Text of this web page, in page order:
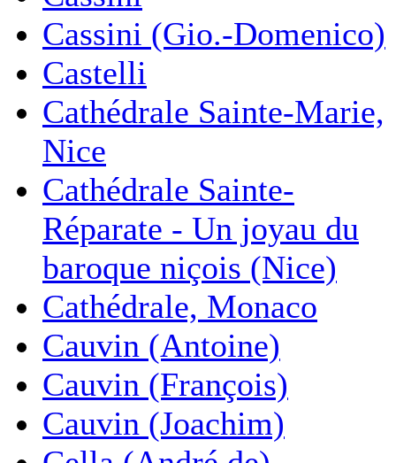
Cassini (Gio.-Domenico)
Castelli
Cathédrale Sainte-Marie,
Nice
Cathédrale Sainte-
Réparate - Un joyau du
baroque niçois (Nice)
Cathédrale, Monaco
Cauvin (Antoine)
Cauvin (François)
Cauvin (Joachim)